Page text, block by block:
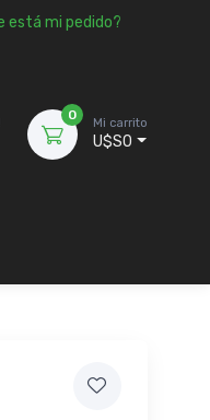
está mi pedido?
0
Mi carrito
U$S0